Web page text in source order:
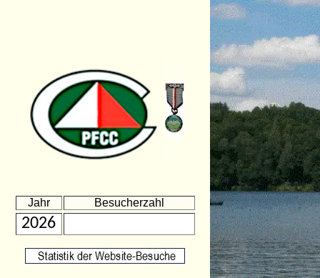
Jahr Besucherzahl
2026